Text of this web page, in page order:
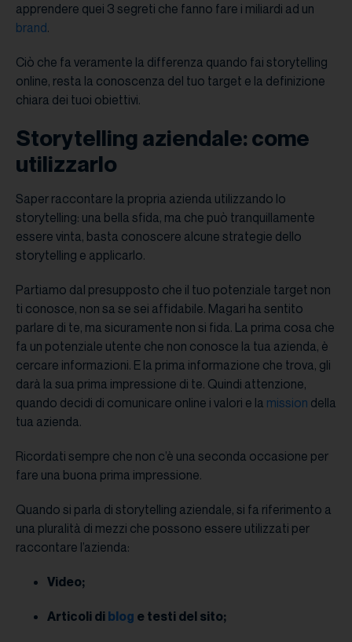
apprendere quei 3 segreti che fanno fare i miliardi ad un
brand.
Ciò che fa veramente la differenza quando fai storytelling
online, resta la conoscenza del tuo target e la definizione
chiara dei tuoi obiettivi.
Storytelling aziendale: come
utilizzarlo
Saper raccontare la propria azienda utilizzando lo
storytelling: una bella sfida, ma che può tranquillamente
essere vinta, basta conoscere alcune strategie dello
storytelling e applicarlo.
Partiamo dal presupposto che il tuo potenziale target non
ti conosce, non sa se sei affidabile. Magari ha sentito
parlare di te, ma sicuramente non si fida. La prima cosa che
fa un potenziale utente che non conosce la tua azienda, è
cercare informazioni. E la prima informazione che trova, gli
darà la sua prima impressione di te. Quindi attenzione,
quando decidi di comunicare online i valori e la mission della
tua azienda.
Ricordati sempre che non c’è una seconda occasione per
fare una buona prima impressione.
Quando si parla di storytelling aziendale, si fa riferimento a
una pluralità di mezzi che possono essere utilizzati per
raccontare l’azienda:
Video;
Articoli di blog e testi del sito;